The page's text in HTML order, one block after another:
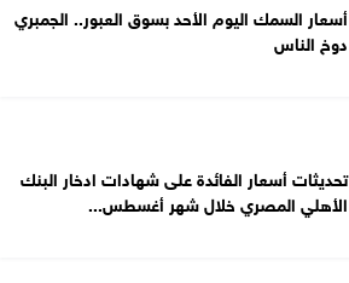
أسعار السمك اليوم الأحد بسوق العبور.. الجمبري
دوخ الناس
تحديثات أسعار الفائدة على شهادات ادخار البنك
الأهلي المصري خلال شهر أغسطس...